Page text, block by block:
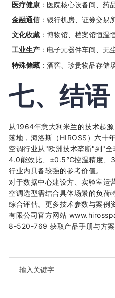
医疗健康 ：医院核心设备间、药
金融通信 ：银行机房、证券交易
文化收藏 ：博物馆、档案馆恒温
工业生产 ：电子元器件车间、无
特殊储藏 ：酒窖、珍贵物品存储
七、结语
从1964年意大利米兰的技术起
落地，海洛斯（HIROSS）六十
空调行业从"欧洲技术垄断"到"
4.0能效比、±0.5℃控温精度、
行业内具备较强的参考价值。
对于数据中心建设方、实验室运
空调选型需结合具体场景的负荷
综合评估。更多技术参数与案例
有限公司官方网站
8-520-769 获取产品手册与方案